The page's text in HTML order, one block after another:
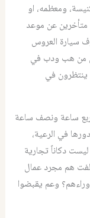
ومعظمه، او
متأخرين عن موعد
سيارة العروس
من هب ودب في
ينتظرون في
ربع ساعة ونصف ساعة
في الرعية،
دكاناً تجارية
هم مجرد عمال
وراءهم؟ وعم يقبضوا